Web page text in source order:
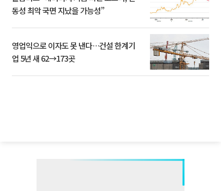
동성 최악 국면 지났을 가능성”
영업익으로 이자도 못 낸다…건설 한계기
업 5년 새 62→173곳